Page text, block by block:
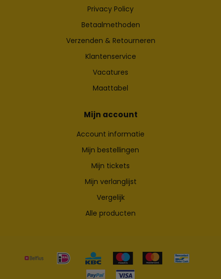
Privacy Policy
Betaalmethoden
Verzenden & Retourneren
Klantenservice
Vacatures
Maattabel
Mijn account
Account informatie
Mijn bestellingen
Mijn tickets
Mijn verlanglijst
Vergelijk
Alle producten